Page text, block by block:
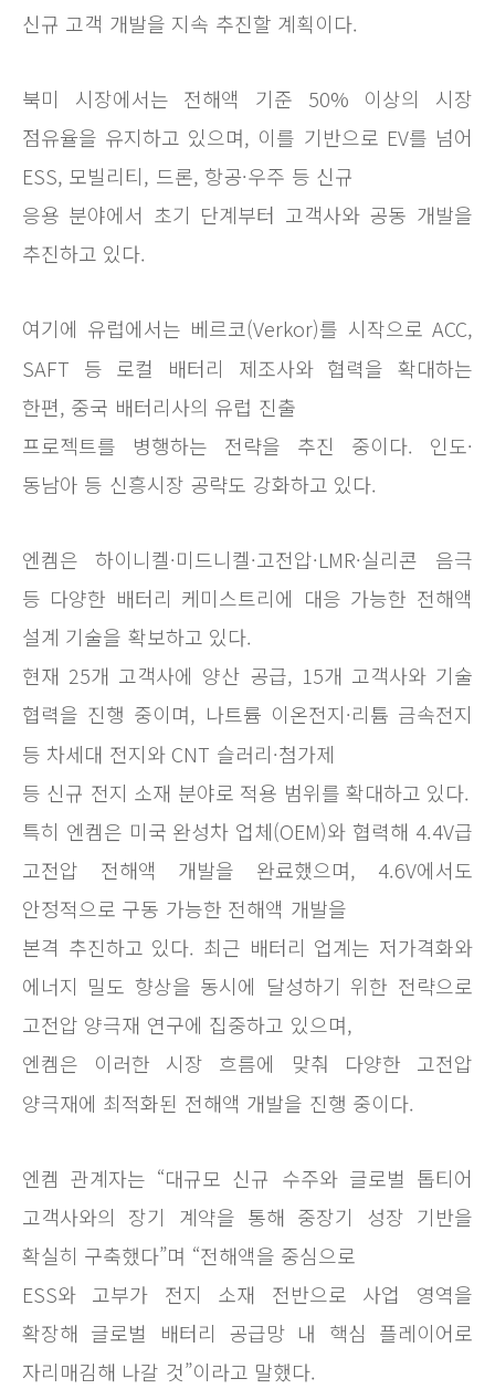
신규 고객 개발을 지속 추진할 계획이다.
북미 시장에서는 전해액 기준 50% 이상의 시장
점유율을 유지하고 있으며, 이를 기반으로 EV를 넘어
ESS, 모빌리티, 드론, 항공·우주 등 신규
응용 분야에서 초기 단계부터 고객사와 공동 개발을
추진하고 있다.
여기에 유럽에서는 베르코(Verkor)를 시작으로 ACC,
SAFT 등 로컬 배터리 제조사와 협력을 확대하는
한편, 중국 배터리사의 유럽 진출
프로젝트를 병행하는 전략을 추진 중이다. 인도·
동남아 등 신흥시장 공략도 강화하고 있다.
엔켐은 하이니켈·미드니켈·고전압·LMR·실리콘 음극
등 다양한 배터리 케미스트리에 대응 가능한 전해액
설계 기술을 확보하고 있다.
현재 25개 고객사에 양산 공급, 15개 고객사와 기술
협력을 진행 중이며, 나트륨 이온전지·리튬 금속전지
등 차세대 전지와 CNT 슬러리·첨가제
등 신규 전지 소재 분야로 적용 범위를 확대하고 있다.
특히 엔켐은 미국 완성차 업체(OEM)와 협력해 4.4V급
고전압 전해액 개발을 완료했으며, 4.6V에서도
안정적으로 구동 가능한 전해액 개발을
본격 추진하고 있다. 최근 배터리 업계는 저가격화와
에너지 밀도 향상을 동시에 달성하기 위한 전략으로
고전압 양극재 연구에 집중하고 있으며,
엔켐은 이러한 시장 흐름에 맞춰 다양한 고전압
양극재에 최적화된 전해액 개발을 진행 중이다.
엔켐 관계자는 “대규모 신규 수주와 글로벌 톱티어
고객사와의 장기 계약을 통해 중장기 성장 기반을
확실히 구축했다”며 “전해액을 중심으로
ESS와 고부가 전지 소재 전반으로 사업 영역을
확장해 글로벌 배터리 공급망 내 핵심 플레이어로
자리매김해 나갈 것”이라고 말했다.